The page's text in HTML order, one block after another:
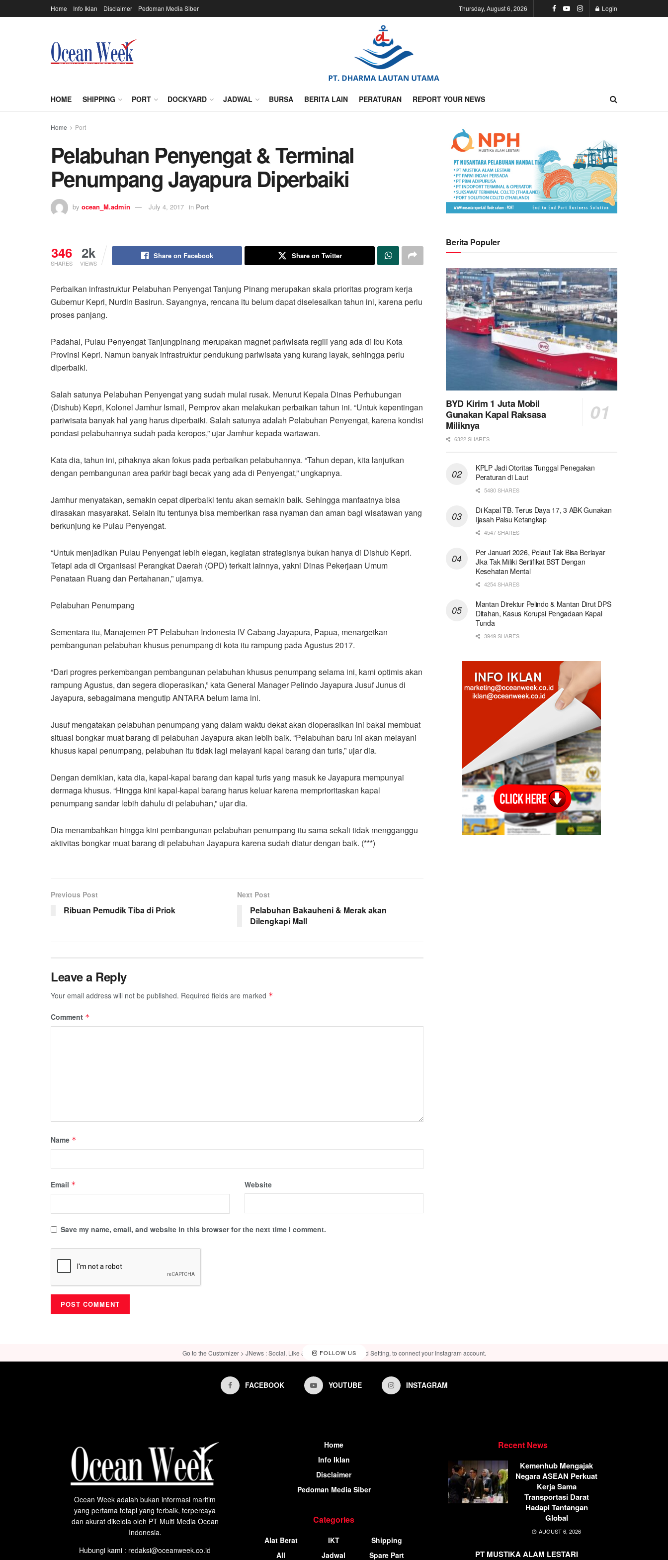
Home Info Iklan Disclaimer Pedoman Media Siber Thursday, August 6, 2026 Login
HOME SHIPPING PORT DOCKYARD JADWAL BURSA BERITA LAIN PERATURAN REPORT YOUR NEWS
Home Port
Pelabuhan Penyengat & Terminal
Penumpang Jayapura Diperbaiki
by ocean_M.admin July 4, 2017 in Port
346
SHARES
2k
VIEWS
Share on Facebook Share on Twitter
Perbaikan infrastruktur Pelabuhan Penyengat Tanjung Pinang merupakan skala prioritas program kerja
Gubernur Kepri, Nurdin Basirun. Sayangnya, rencana itu belum dapat diselesaikan tahun ini, karena perlu
proses panjang.
Padahal, Pulau Penyengat Tanjungpinang merupakan magnet pariwisata regili yang ada di Ibu Kota
Provinsi Kepri. Namun banyak infrastruktur pendukung pariwisata yang kurang layak, sehingga perlu
diperbaiki.
Salah satunya Pelabuhan Penyengat yang sudah mulai rusak. Menurut Kepala Dinas Perhubungan
(Dishub) Kepri, Kolonel Jamhur Ismail, Pemprov akan melakukan perbaikan tahun ini. “Untuk kepentingan
pariwisata banyak hal yang harus diperbaiki. Salah satunya adalah Pelabuhan Penyengat, karena kondisi
pondasi pelabuhannya sudah pada keropos,” ujar Jamhur kepada wartawan.
Kata dia, tahun ini, pihaknya akan fokus pada perbaikan pelabuhannya. “Tahun depan, kita lanjutkan
dengan pembangunan area parkir bagi becak yang ada di Penyengat,” ungkapnya.
Jamhur menyatakan, semakin cepat diperbaiki tentu akan semakin baik. Sehingga manfaatnya bisa
dirasakan masyarakat. Selain itu tentunya bisa memberikan rasa nyaman dan aman bagi wisatawan yang
berkunjung ke Pulau Penyengat.
“Untuk menjadikan Pulau Penyengat lebih elegan, kegiatan strategisnya bukan hanya di Dishub Kepri.
Tetapi ada di Organisasi Perangkat Daerah (OPD) terkait lainnya, yakni Dinas Pekerjaan Umum
Penataan Ruang dan Pertahanan,” ujarnya.
Pelabuhan Penumpang
Sementara itu, Manajemen PT Pelabuhan Indonesia IV Cabang Jayapura, Papua, menargetkan
pembangunan pelabuhan khusus penumpang di kota itu rampung pada Agustus 2017.
“Dari progres perkembangan pembangunan pelabuhan khusus penumpang selama ini, kami optimis akan
rampung Agustus, dan segera dioperasikan,” kata General Manager Pelindo Jayapura Jusuf Junus di
Jayapura, sebagaimana mengutip ANTARA belum lama ini.
Jusuf mengatakan pelabuhan penumpang yang dalam waktu dekat akan dioperasikan ini bakal membuat
situasi bongkar muat barang di pelabuhan Jayapura akan lebih baik. “Pelabuhan baru ini akan melayani
khusus kapal penumpang, pelabuhan itu tidak lagi melayani kapal barang dan turis,” ujar dia.
Dengan demikian, kata dia, kapal-kapal barang dan kapal turis yang masuk ke Jayapura mempunyai
dermaga khusus. “Hingga kini kapal-kapal barang harus keluar karena memprioritaskan kapal
penumpang sandar lebih dahulu di pelabuhan,” ujar dia.
Dia menambahkan hingga kini pembangunan pelabuhan penumpang itu sama sekali tidak mengganggu
aktivitas bongkar muat barang di pelabuhan Jayapura karena sudah diatur dengan baik. (***)
Previous Post
Ribuan Pemudik Tiba di Priok
Next Post
Pelabuhan Bakauheni & Merak akan
Dilengkapi Mall
Leave a Reply
Your email address will not be published. Required fields are marked *
Comment *
Name *
Email * Website
Save my name, email, and website in this browser for the next time I comment.
Berita Populer
BYD Kirim 1 Juta Mobil
Gunakan Kapal Raksasa
Miliknya
6322 SHARES
KPLP Jadi Otoritas Tunggal Penegakan
Peraturan di Laut
5480 SHARES
Di Kapal TB. Terus Daya 17, 3 ABK Gunakan
Ijasah Palsu Ketangkap
4547 SHARES
Per Januari 2026, Pelaut Tak Bisa Berlayar
Jika Tak Miliki Sertifikat BST Dengan
Kesehatan Mental
4254 SHARES
Mantan Direktur Pelindo & Mantan Dirut DPS
Ditahan, Kasus Korupsi Pengadaan Kapal
Tunda
3949 SHARES
FOLLOW US
Go to the Customizer > JNews : Social, Like & View > Instagram Feed Setting, to connect your Instagram account.
FACEBOOK YOUTUBE INSTAGRAM
Ocean Week adalah bukan informasi maritim
yang pertama tetapi yang terbaik, terpercaya
dan akurat dikelola oleh PT Multi Media Ocean
Indonesia.
Hubungi kami : redaksi@oceanweek.co.id
Home
Info Iklan
Disclaimer
Pedoman Media Siber
Categories
Alat Berat
All
IKT
Jadwal
Shipping
Spare Part
Recent News
Kemenhub Mengajak
Negara ASEAN Perkuat
Kerja Sama
Transportasi Darat
Hadapi Tantangan
Global
AUGUST 6, 2026
PT MUSTIKA ALAM LESTARI